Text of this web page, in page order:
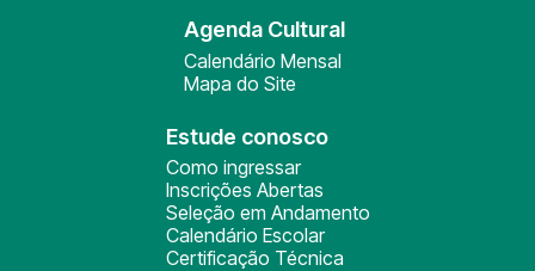
Agenda Cultural
Calendário Mensal
Mapa do Site
Estude conosco
Como ingressar
Inscrições Abertas
Seleção em Andamento
Calendário Escolar
Certificação Técnica